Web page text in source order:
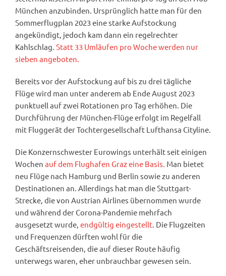
München anzubinden. Ursprünglich hatte man für den
Sommerflugplan 2023 eine starke Aufstockung
angekündigt, jedoch kam dann ein regelrechter
Kahlschlag. Statt 33 Umläufen pro Woche werden nur
sieben angeboten.
Bereits vor der Aufstockung auf bis zu drei tägliche
Flüge wird man unter anderem ab Ende August 2023
punktuell auf zwei Rotationen pro Tag erhöhen. Die
Durchführung der München-Flüge erfolgt im Regelfall
mit Fluggerät der Tochtergesellschaft Lufthansa Cityline.
Die Konzernschwester Eurowings unterhält seit einigen
Wochen auf dem Flughafen Graz eine Basis. Man bietet
neu Flüge nach Hamburg und Berlin sowie zu anderen
Destinationen an. Allerdings hat man die Stuttgart-
Strecke, die von Austrian Airlines übernommen wurde
und während der Corona-Pandemie mehrfach
ausgesetzt wurde, endgültig eingestellt. Die Flugzeiten
und Frequenzen dürften wohl für die
Geschäftsreisenden, die auf dieser Route häufig
unterwegs waren, eher unbrauchbar gewesen sein.